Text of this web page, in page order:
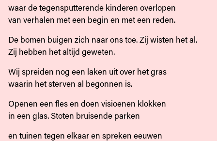
waar de tegensputterende kinderen overlopen
van verhalen met een begin en met een reden.
De bomen buigen zich naar ons toe. Zij wisten het al.
Zij hebben het altijd geweten.
Wij spreiden nog een laken uit over het gras
waarin het sterven al begonnen is.
Openen een fles en doen visioenen klokken
in een glas. Stoten bruisende parken
en tuinen tegen elkaar en spreken eeuwen